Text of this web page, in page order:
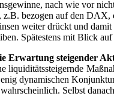
nach wie vor
bezogen auf den
weiter drückt und
Spätestens mit Blick
Erwartung steigender
liquiditätssteigernde
dynamischen
Selbst